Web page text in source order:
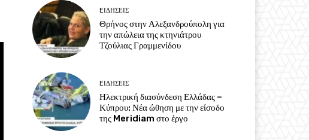
EΙΔΗΣΕΙΣ
Θρήνος στην Αλεξανδρούπολη για
την απώλεια της κτηνιάτρου
Τζούλιας Γραμμενίδου
EΙΔΗΣΕΙΣ
Ηλεκτρική διασύνδεση Ελλάδας –
Κύπρου: Νέα ώθηση με την είσοδο
της Meridiam στο έργο